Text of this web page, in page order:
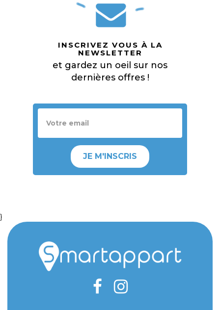
INSCRIVEZ VOUS À LA
NEWSLETTER
et gardez un oeil sur nos
dernières offres !
JE M'INSCRIS
}